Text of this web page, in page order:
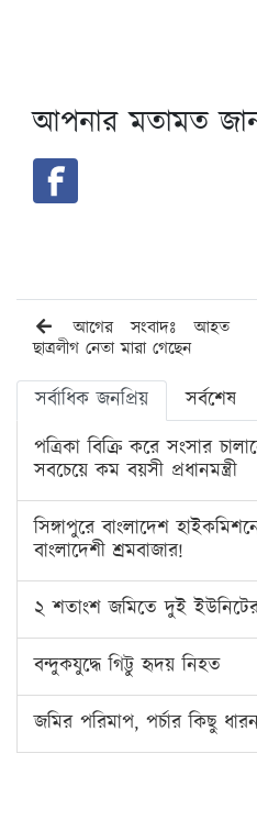
আপনার মতামত
আগের সংবাদঃ আহত
ছাত্রলীগ নেতা মারা গেছেন
সর্বাধিক জনপ্রিয়
সর্বশেষ
পত্রিকা বিক্রি করে সংসার
সবচেয়ে কম বয়সী প্রধানমন্ত্রী
সিঙ্গাপুরে বাংলাদেশ
বাংলাদেশী শ্রমবাজার!
২ শতাংশ জমিতে দুই
বন্দুকযুদ্ধে গিট্টু হৃদয় নিহত
জমির পরিমাপ, পর্চার কিছু